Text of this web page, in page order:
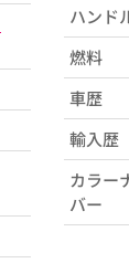
ハンド
燃料
車歴
輸入歴
カラー
バー